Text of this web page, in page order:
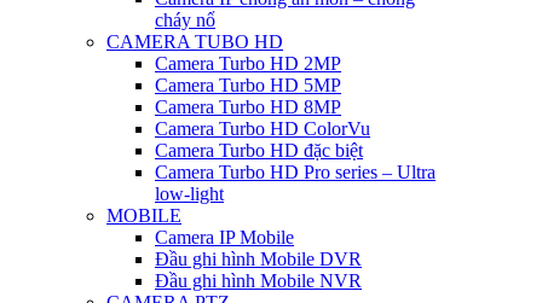
cháy nổ
CAMERA TUBO HD
Camera Turbo HD 2MP
Camera Turbo HD 5MP
Camera Turbo HD 8MP
Camera Turbo HD ColorVu
Camera Turbo HD đặc biệt
Camera Turbo HD Pro series – Ultra
low-light
MOBILE
Camera IP Mobile
Đầu ghi hình Mobile DVR
Đầu ghi hình Mobile NVR